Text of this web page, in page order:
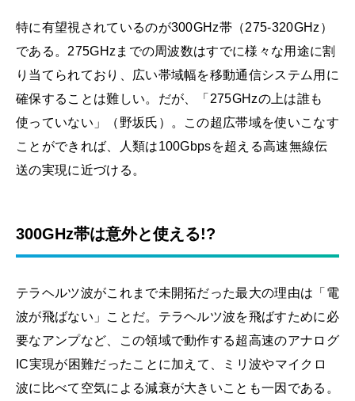
特に有望視されているのが300GHz帯（275-320GHz）
である。275GHzまでの周波数はすでに様々な用途に割
り当てられており、広い帯域幅を移動通信システム用に
確保することは難しい。だが、「275GHzの上は誰も
使っていない」（野坂氏）。この超広帯域を使いこなす
ことができれば、人類は100Gbpsを超える高速無線伝
送の実現に近づける。
300GHz帯は意外と使える!?
テラヘルツ波がこれまで未開拓だった最大の理由は「電
波が飛ばない」ことだ。テラヘルツ波を飛ばすために必
要なアンプなど、この領域で動作する超高速のアナログ
IC実現が困難だったことに加えて、ミリ波やマイクロ
波に比べて空気による減衰が大きいことも一因である。